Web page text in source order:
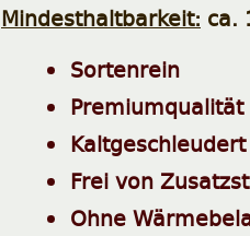
Mindesthaltbarkeit: ca.
Sortenrein
Premiumqualität
Kaltgeschleudert
Frei von
Ohne